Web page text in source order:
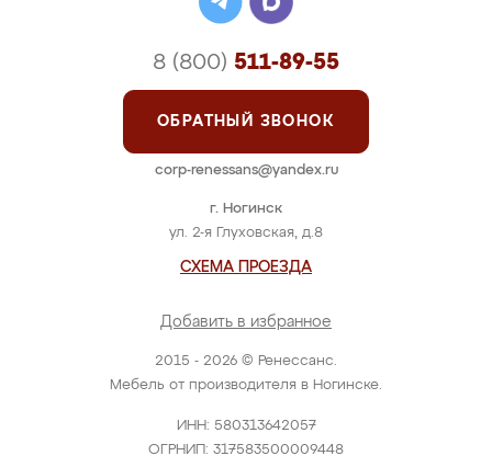
2015 - 2026 © Ренессанс.
Мебель от производителя в Ногинске.
ИНН: 580313642057
ОГРНИП: 317583500009448
г. Ногинск
ул. 2-я Глуховская, д.8
СХЕМА ПРОЕЗДА
Добавить в избранное
8 (800) 511-89-55
ОБРАТНЫЙ ЗВОНОК
corp-renessans@yandex.ru